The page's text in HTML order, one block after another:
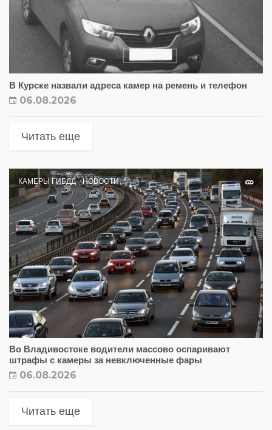
В Курске назвали адреса камер на ремень и телефон
06.08.2026
Читать еще
КАМЕРЫ ГИБДД НОВОСТИ
Во Владивостоке водители массово оспаривают
штрафы с камеры за невключенные фары
06.08.2026
Читать еще